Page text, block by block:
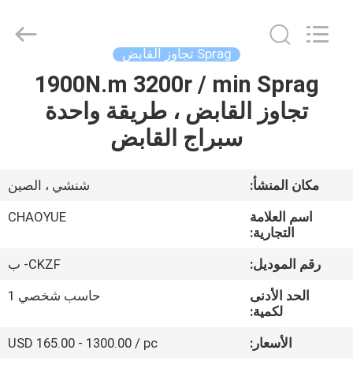
الصفحة
الرئيسية
معلومات
جولة
المعمل
Clutch
Sprag تجاوز القابض
1900N.m 3200r / min Sprag
تجاوز القابض ، طريقة واحدة
سبراج القابض
مكان المنشأ:
شنشي ، الصين
اسم العلامة
التجارية:
CHAOYUE
رقم الموديل:
CKZF- ب
الحد الأدنى
لكمية:
حاسب شخصي 1
الأسعار:
USD 165.00 - 1300.00 / pc